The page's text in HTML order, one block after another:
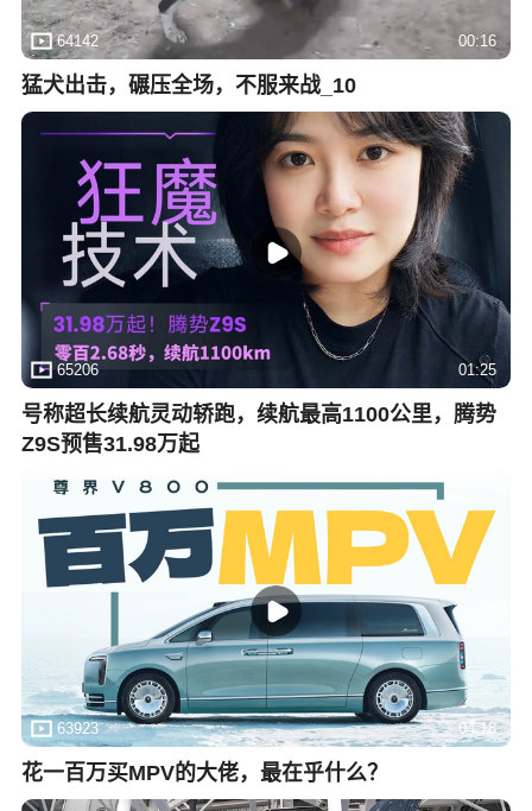
64142 00:16
猛犬出击，碾压全场，不服来战_10
65206 01:25
号称超长续航灵动轿跑，续航最高1100公里，腾势
Z9S预售31.98万起
63923 04:18
花一百万买MPV的大佬，最在乎什么？